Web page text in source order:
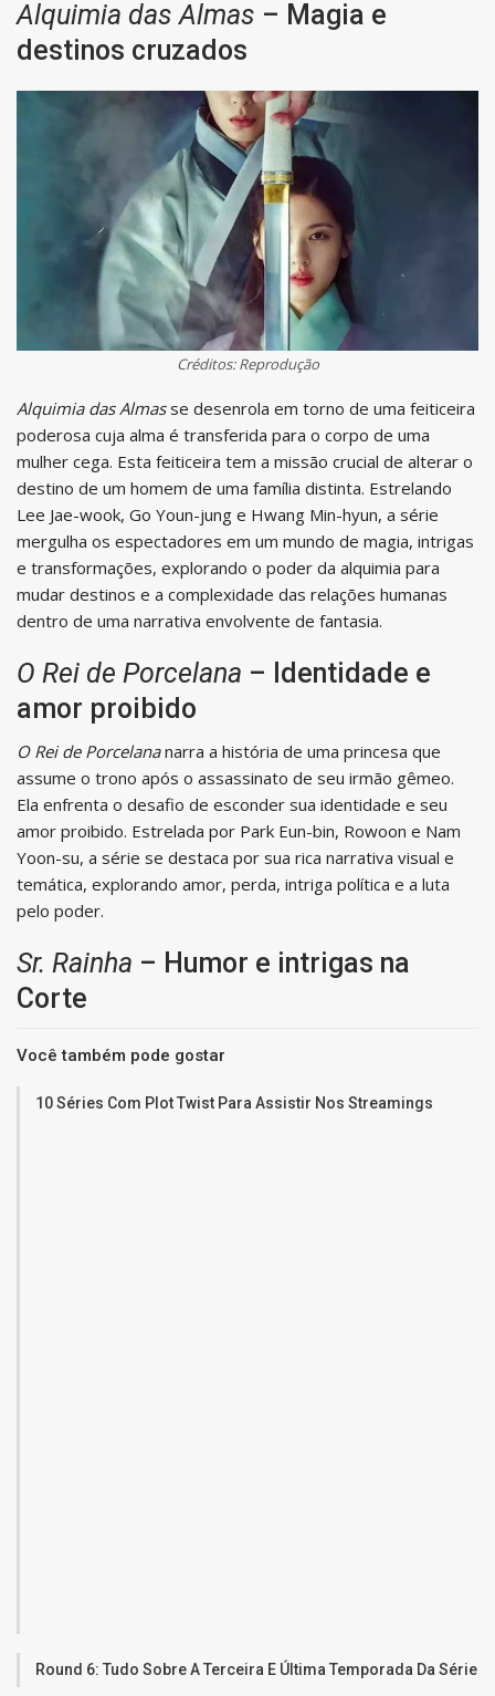
Alquimia das Almas – Magia e
destinos cruzados
Créditos: Reprodução
Alquimia das Almasse desenrola em torno de uma feiticeira
poderosa cuja alma é transferida para o corpo de uma
mulher cega. Esta feiticeira tem a missão crucial de alterar o
destino de um homem de uma família distinta. Estrelando
Lee Jae-wook, Go Youn-jung e Hwang Min-hyun, a série
mergulha os espectadores em um mundo de magia, intrigas
e transformações, explorando o poder da alquimia para
mudar destinos e a complexidade das relações humanas
dentro de uma narrativa envolvente de fantasia.
O Rei de Porcelana – Identidade e
amor proibido
O Rei de Porcelananarra a história de uma princesa que
assume o trono após o assassinato de seu irmão gêmeo.
Ela enfrenta o desafio de esconder sua identidade e seu
amor proibido. Estrelada por Park Eun-bin, Rowoon e Nam
Yoon-su, a série se destaca por sua rica narrativa visual e
temática, explorando amor, perda, intriga política e a luta
pelo poder.
Sr. Rainha – Humor e intrigas na
Corte
Você também pode gostar
10 Séries Com Plot Twist Para Assistir Nos Streamings
Round 6: Tudo Sobre A Terceira E Última Temporada Da Série